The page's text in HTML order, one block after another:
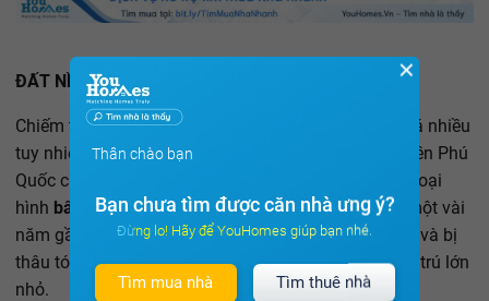
ĐẤT NỀN PHÚ QUỐC
Chiếm tỉ trọng nhỏ hơn các loại hình đầu tư khác khá nhiều
tuy nhiên, mức lợi nhuận thu về từ việc đầu cơ đất nền Phú
Quốc cũng được coi là tương đương khi đầu tư các loại
hình bất động sảnkhác. Cơn sốt nghỉ dưỡng trong một vài
năm gần đây đã khiến cho nhiều mảnh đất “lên giá” và bị
thâu tóm để hình thành nên các khu nghỉ dưỡng lưu trú lớn
nhỏ.
✕
Thân chào bạn
Bạn chưa tìm được căn nhà ưng ý?
Đừng lo! Hãy để YouHomes giúp bạn nhé.
Tìm mua nhà Tìm thuê nhà